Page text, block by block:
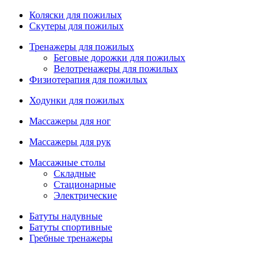
Коляски для пожилых
Скутеры для пожилых
Тренажеры для пожилых
Беговые дорожки для пожилых
Велотренажеры для пожилых
Физиотерапия для пожилых
Ходунки для пожилых
Массажеры для ног
Массажеры для рук
Массажные столы
Складные
Стационарные
Электрические
Батуты надувные
Батуты спортивные
Гребные тренажеры